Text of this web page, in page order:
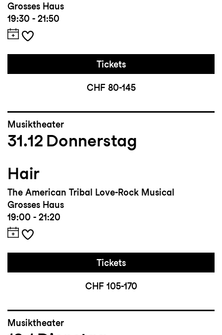
Grosses Haus
19:30 - 21:50
Tickets
CHF 80-145
Musiktheater
31.12 Donnerstag
Hair
The American Tribal Love-Rock Musical
Grosses Haus
19:00 - 21:20
Tickets
CHF 105-170
Musiktheater